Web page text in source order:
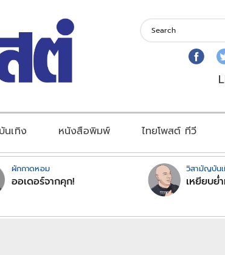
บันเทิง หนังสือพิมพ์ ไทยโพสต์ ทีวี
ผักกาดหอม
ออเดอร์จากคุก!
วิสามัญบัน
เหยียบย่